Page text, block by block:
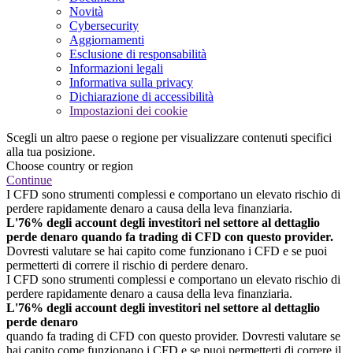
Novità
Cybersecurity
Aggiornamenti
Esclusione di responsabilità
Informazioni legali
Informativa sulla privacy
Dichiarazione di accessibilità
Impostazioni dei cookie
Scegli un altro paese o regione per visualizzare contenuti specifici
alla tua posizione.
Choose country or region
Continue
I CFD sono strumenti complessi e comportano un elevato rischio di
perdere rapidamente denaro a causa della leva finanziaria.
L'76% degli account degli investitori nel settore al dettaglio
perde denaro quando fa trading di CFD con questo provider.
Dovresti valutare se hai capito come funzionano i CFD e se puoi
permetterti di correre il rischio di perdere denaro.
I CFD sono strumenti complessi e comportano un elevato rischio di
perdere rapidamente denaro a causa della leva finanziaria.
L'76% degli account degli investitori nel settore al dettaglio
perde denaro
quando fa trading di CFD con questo provider. Dovresti valutare se
hai capito come funzionano i CFD e se puoi permetterti di correre il